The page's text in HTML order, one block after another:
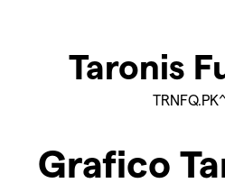
Taronis
Grafico